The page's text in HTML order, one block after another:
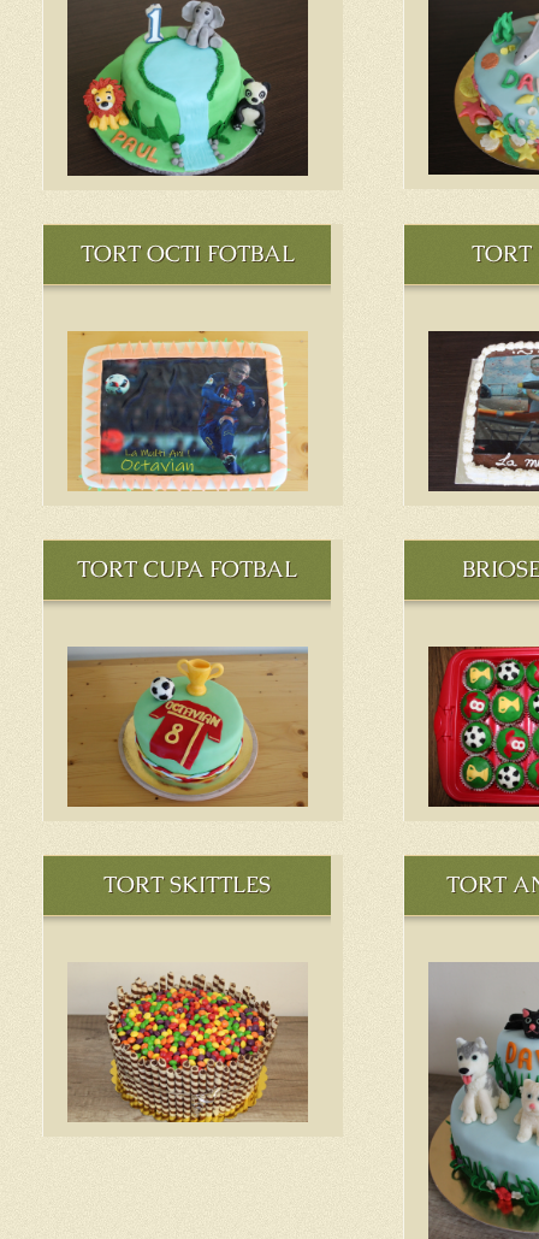
TORT OCTI FOTBAL TORT
TORT CUPA FOTBAL
TORT SKITTLES TORT